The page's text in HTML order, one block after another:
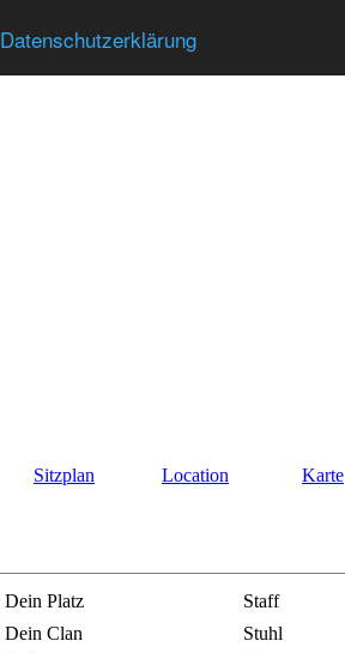
Datenschutzerklärung
Sitzplan Location Karte
Dein Platz
Dein Clan
Staff
Stuhl